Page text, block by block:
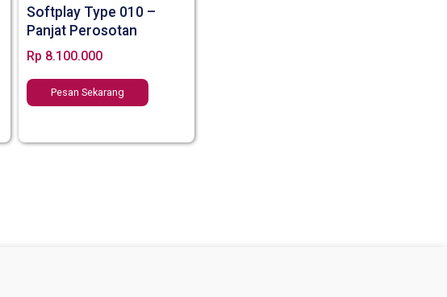
Softplay Type 010 –
Panjat Perosotan
Rp 8.100.000
Pesan Sekarang